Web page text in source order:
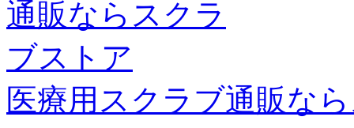
医療用スクラブ通販な